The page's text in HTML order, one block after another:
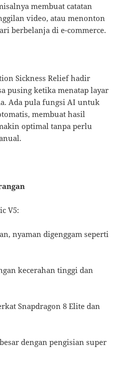
membuat catatan
video, atau menonton
berbelanja di e-commerce.
Sickness Relief hadir
pusing ketika menatap layar
Ada pula fungsi AI untuk
membuat hasil
optimal tanpa perlu
V5:
nyaman digenggam seperti
kecerahan tinggi dan
Snapdragon 8 Elite dan
dengan pengisian super